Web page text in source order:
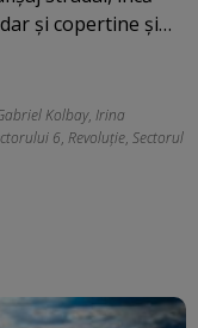
și copertine și…
Kolbay, Irina
6, Revoluție, Sectorul